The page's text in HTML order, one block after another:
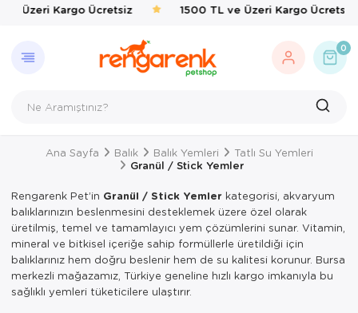
Üzeri Kargo Ücretsiz 1500 TL ve Üzeri Kargo Ücretsiz
0
GERI DÖN
Kedi
KEDI
Kedi Taşıma
Kedi Kumları
Kedi
Kedi
KÖPEK
Kedi
Köpek
Köpek
Köpek
KUŞ
Kafes & Yuva
Yem & Kraker
Evcil Hayvan
EVCIL
Kedi Mama &
BALIK
Balık Yemleri
Kaplumbağa
Yemler & Ek
Kemirgen
Bakım &
Çevre
ÇEVRE
Haşere
Ana Sayfa Balık Balık Yemleri Tatlı Su Yemleri
Granül / Stick Yemler
Rengarenk Pet’in Granül / Stick Yemler kategorisi, akvaryum
balıklarınızın beslenmesini desteklemek üzere özel olarak
üretilmiş, temel ve tamamlayıcı yem çözümlerini sunar. Vitamin,
mineral ve bitkisel içeriğe sahip formüllerle üretildiği için
balıklarınız hem doğru beslenir hem de su kalitesi korunur. Bursa
merkezli mağazamız, Türkiye geneline hızlı kargo imkanıyla bu
sağlıklı yemleri tüketicilere ulaştırır.